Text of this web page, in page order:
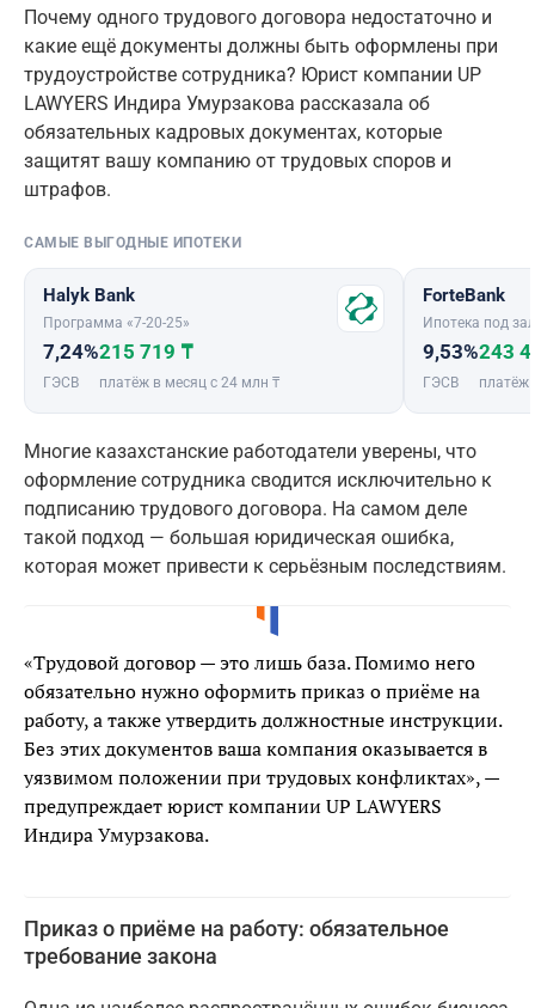
Почему одного трудового договора недостаточно и
какие ещё документы должны быть оформлены при
трудоустройстве сотрудника? Юрист компании UP
LAWYERS Индира Умурзакова рассказала об
обязательных кадровых документах, которые
защитят вашу компанию от трудовых споров и
штрафов.
САМЫЕ ВЫГОДНЫЕ ИПОТЕКИ
Halyk Bank
Программа «7-20-25»
7,24%
ГЭСВ
215 719 ₸
платёж в месяц с 24 млн ₸
ForteBank
Ипотека под
9,53%
ГЭСВ
243
платёж
Многие казахстанские работодатели уверены, что
оформление сотрудника сводится исключительно к
подписанию трудового договора. На самом деле
такой подход — большая юридическая ошибка,
которая может привести к серьёзным последствиям.
«Трудовой договор — это лишь база. Помимо него
обязательно нужно оформить приказ о приёме на
работу, а также утвердить должностные инструкции.
Без этих документов ваша компания оказывается в
уязвимом положении при трудовых конфликтах», —
предупреждает юрист компании UP LAWYERS
Индира Умурзакова.
Приказ о приёме на работу: обязательное
требование закона